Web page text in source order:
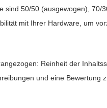
50/50 (ausgewogen),
mit Ihrer Hardware, um
Reinheit der
und eine